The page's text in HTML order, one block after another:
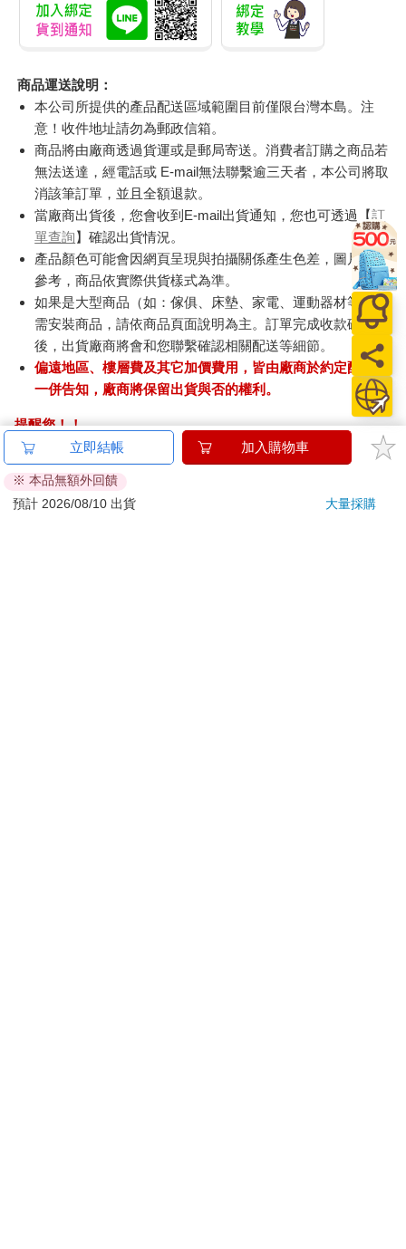
商品運送說明：
本公司所提供的產品配送區域範圍目前僅限台灣本島。注
意！收件地址請勿為郵政信箱。
商品將由廠商透過貨運或是郵局寄送。消費者訂購之商品若
無法送達，經電話或 E-mail無法聯繫逾三天者，本公司將取
消該筆訂單，並且全額退款。
當廠商出貨後，您會收到E-mail出貨通知，您也可透過【訂
單查詢】確認出貨情況。
產品顏色可能會因網頁呈現與拍攝關係產生色差，圖片僅供
參考，商品依實際供貨樣式為準。
如果是大型商品（如：傢俱、床墊、家電、運動器材等）及
需安裝商品，請依商品頁面說明為主。訂單完成收款確認
後，出貨廠商將會和您聯繫確認相關配送等細節。
偏遠地區、樓層費及其它加價費用，皆由廠商於約定配送時
一併告知，廠商將保留出貨與否的權利。
提醒您！！
金石堂及銀行均不會請您操作ATM! 如接獲電話要求您前往
ATM提款機，請不要聽從指示，以免受騙上當！
退換貨須知：
立即結帳 加入購物車
※ 本品無額外回饋
預計 2026/08/10 出貨
大量採購